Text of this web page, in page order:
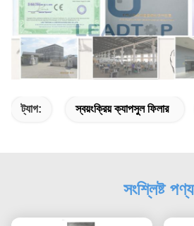
ট্যাগ: স্বয়ংক্রিয় ক্যাপসুল ফিলার
সংশ্লিষ্ট পণ্য